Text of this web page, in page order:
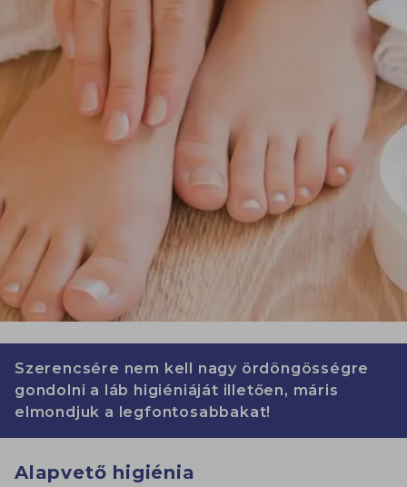
Szerencsére nem kell nagy ördöngösségre
gondolni a láb higiéniáját illetően, máris
elmondjuk a legfontosabbakat!
Alapvető higiénia